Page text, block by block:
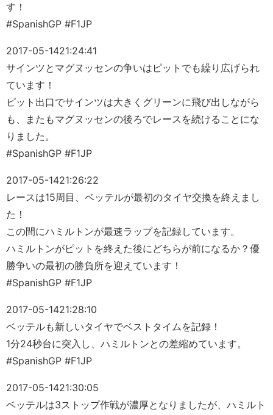
す！
#SpanishGP #F1JP
2017-05-1421:24:41
サインツとマグヌッセンの争いはピットでも繰り広げられ
ています！
ピット出口でサインツは大きくグリーンに飛び出しながら
も、またもマグヌッセンの後ろでレースを続けることにな
りました。
#SpanishGP #F1JP
2017-05-1421:26:22
レースは15周目、ベッテルが最初のタイヤ交換を終えまし
た！
この間にハミルトンが最速ラップを記録しています。
ハミルトンがピットを終えた後にどちらが前になるか？優
勝争いの最初の勝負所を迎えています！
#SpanishGP #F1JP
2017-05-1421:28:10
ベッテルも新しいタイヤでベストタイムを記録！
1分24秒台に突入し、ハミルトンとの差縮めています。
#SpanishGP #F1JP
2017-05-1421:30:05
ベッテルは3ストップ作戦が濃厚となりましたが、ハミルト